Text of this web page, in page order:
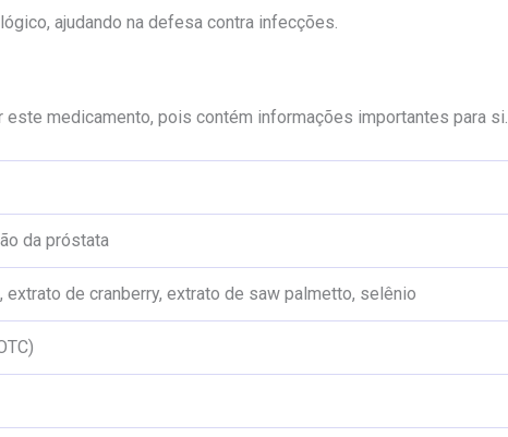
ajudando na defesa contra infecções.
medicamento, pois contém informações importantes para si.
da próstata
de cranberry, extrato de saw palmetto, selênio